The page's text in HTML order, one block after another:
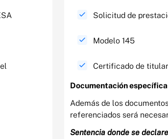
Solicitud de
Modelo 145
Certificado de
Documentación específica​
Además de los
referenciados será
Sentencia donde se